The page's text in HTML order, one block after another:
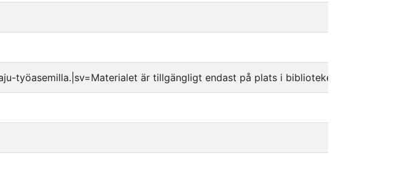
työasemilla.|sv=Materialet är tillgängligt endast på plats i bibliotekets Taju-